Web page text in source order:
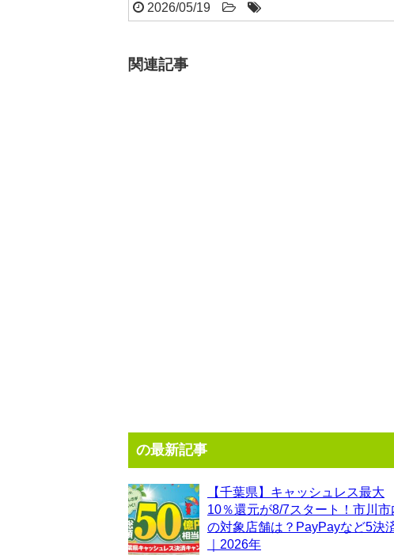
2026/05/19
関連記事
の最新記事
【千葉県】キャッシュレス最大
10％還元が8/7スタート！市川市
の対象店舗は？PayPayなど5決
｜2026年